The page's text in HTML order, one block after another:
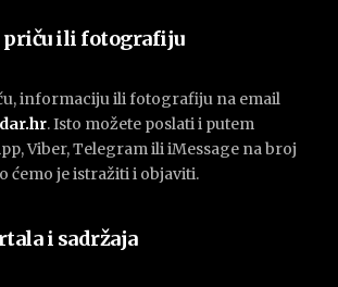
priču ili fotografiju
informaciju ili fotografiju na email
. Isto možete poslati i putem
Viber, Telegram ili iMessage na broj
ćemo je istražiti i objaviti.
i sadržaja